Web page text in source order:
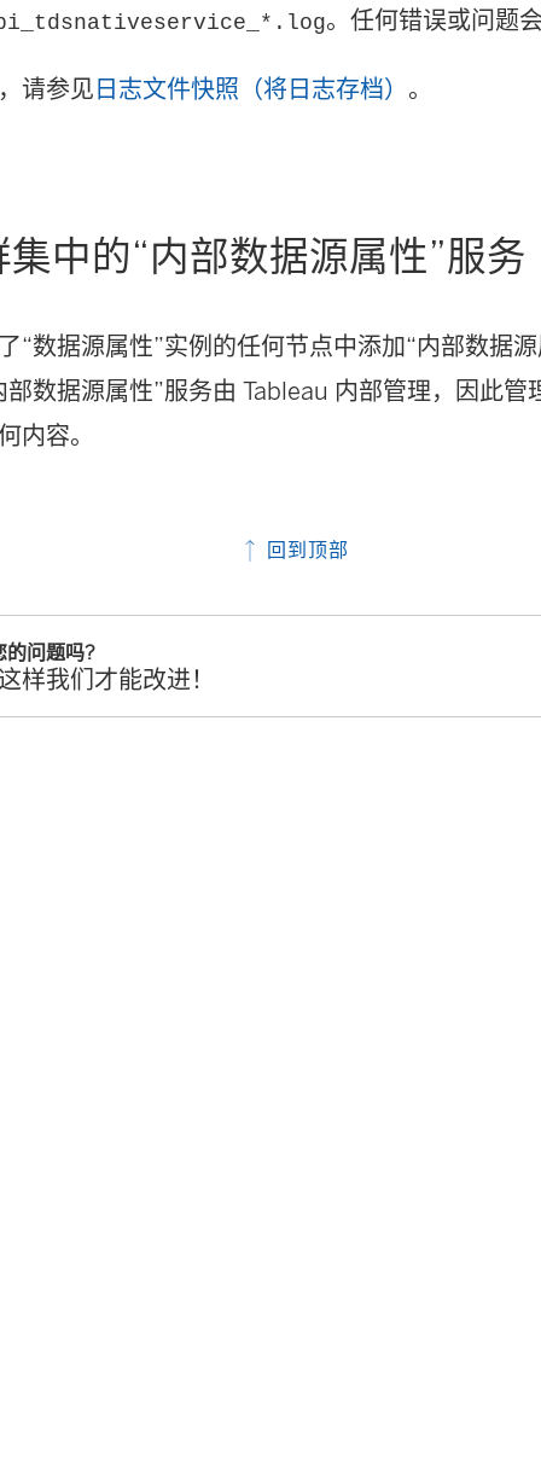
。任何错误或问题
请参见 日志文件快照（将日志存档） 。
中的“内部数据源属性”服务
“数据源属性”实例的任何节点中添加“内部数据
部数据源属性”服务由 Tableau 内部管理，因此管
内容。
回到顶部
的问题吗?
样我们才能改进！